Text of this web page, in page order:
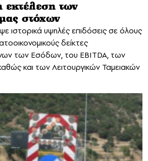
εκτέλεση των
στόχων
ιστορικά υψηλές επιδόσεις σε όλους
δείκτες
των Εσόδων, του EBITDA, των
και των Λειτουργικών Ταμειακών